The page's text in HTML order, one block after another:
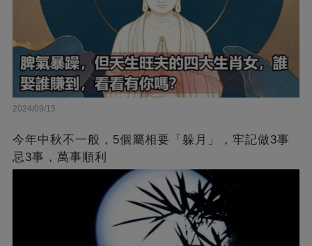
2024/09/15
今年中秋不一般，5個屬相要「躲月」，牢記做3事
忌3事，萬事順利